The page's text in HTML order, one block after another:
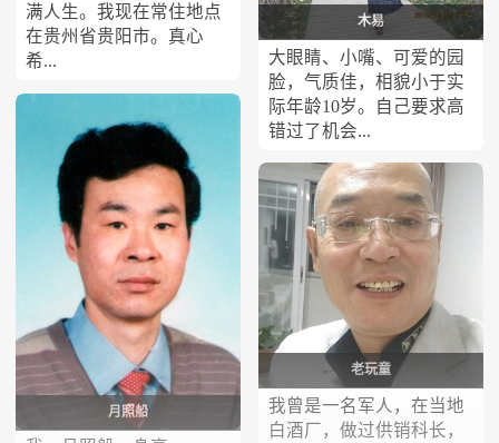
满人生。我现在常住地点
在贵州省贵阳市。真心
希...
月照船
木易
大眼睛、小嘴、可爱的园
脸，气质佳，相貌小于实
际年龄10岁。自己要求高
错过了机会...
老玩童
我曾是一名军人，在当地
白酒厂，做过供销科长，